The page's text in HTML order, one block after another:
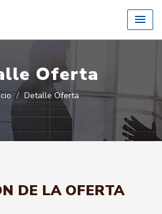
Oferta
Detalle Oferta
DE LA OFERTA